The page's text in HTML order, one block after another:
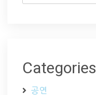
Categories
공연